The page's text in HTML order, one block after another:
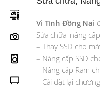
Vi Tính Đồng Nai
Sửa chữa, nâng
– Thay SSD cho
– Nâng cấp SSD
– Nâng cấp Ram
– Cài đặt lại